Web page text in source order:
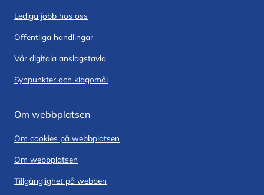
Lediga jobb hos oss
Offentliga handlingar
Vår digitala anslagstavla
Synpunkter och klagomål
Om webbplatsen
Om cookies på webbplatsen
Om webbplatsen
Tillgänglighet på webben